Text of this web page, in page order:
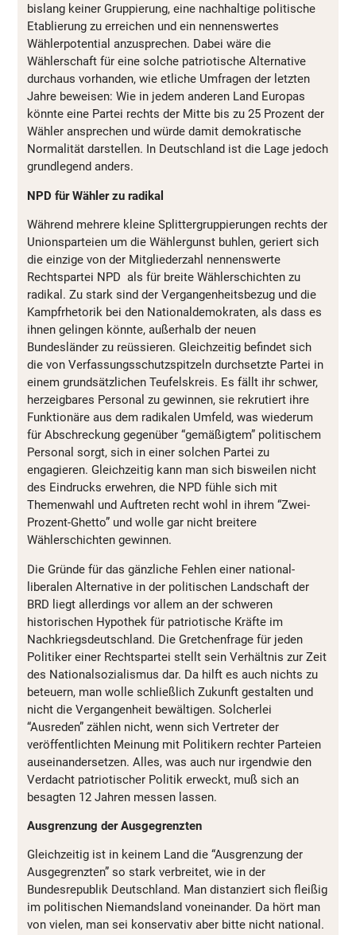
bislang keiner Gruppierung, eine nachhaltige politische
Etablierung zu erreichen und ein nennenswertes
Wählerpotential anzusprechen. Dabei wäre die
Wählerschaft für eine solche patriotische Alternative
durchaus vorhanden, wie etliche Umfragen der letzten
Jahre beweisen: Wie in jedem anderen Land Europas
könnte eine Partei rechts der Mitte bis zu 25 Prozent der
Wähler ansprechen und würde damit demokratische
Normalität darstellen. In Deutschland ist die Lage jedoch
grundlegend anders.
NPD für Wähler zu radikal
Während mehrere kleine Splittergruppierungen rechts der
Unionsparteien um die Wählergunst buhlen, geriert sich
die einzige von der Mitgliederzahl nennenswerte
Rechtspartei NPD als für breite Wählerschichten zu
radikal. Zu stark sind der Vergangenheitsbezug und die
Kampfrhetorik bei den Nationaldemokraten, als dass es
ihnen gelingen könnte, außerhalb der neuen
Bundesländer zu reüssieren. Gleichzeitig befindet sich
die von Verfassungsschutzspitzeln durchsetzte Partei in
einem grundsätzlichen Teufelskreis. Es fällt ihr schwer,
herzeigbares Personal zu gewinnen, sie rekrutiert ihre
Funktionäre aus dem radikalen Umfeld, was wiederum
für Abschreckung gegenüber “gemäßigtem” politischem
Personal sorgt, sich in einer solchen Partei zu
engagieren. Gleichzeitig kann man sich bisweilen nicht
des Eindrucks erwehren, die NPD fühle sich mit
Themenwahl und Auftreten recht wohl in ihrem “Zwei-
Prozent-Ghetto” und wolle gar nicht breitere
Wählerschichten gewinnen.
Die Gründe für das gänzliche Fehlen einer national-
liberalen Alternative in der politischen Landschaft der
BRD liegt allerdings vor allem an der schweren
historischen Hypothek für patriotische Kräfte im
Nachkriegsdeutschland. Die Gretchenfrage für jeden
Politiker einer Rechtspartei stellt sein Verhältnis zur Zeit
des Nationalsozialismus dar. Da hilft es auch nichts zu
beteuern, man wolle schließlich Zukunft gestalten und
nicht die Vergangenheit bewältigen. Solcherlei
“Ausreden” zählen nicht, wenn sich Vertreter der
veröffentlichten Meinung mit Politikern rechter Parteien
auseinandersetzen. Alles, was auch nur irgendwie den
Verdacht patriotischer Politik erweckt, muß sich an
besagten 12 Jahren messen lassen.
Ausgrenzung der Ausgegrenzten
Gleichzeitig ist in keinem Land die “Ausgrenzung der
Ausgegrenzten” so stark verbreitet, wie in der
Bundesrepublik Deutschland. Man distanziert sich fleißig
im politischen Niemandsland voneinander. Da hört man
von vielen, man sei konservativ aber bitte nicht national.